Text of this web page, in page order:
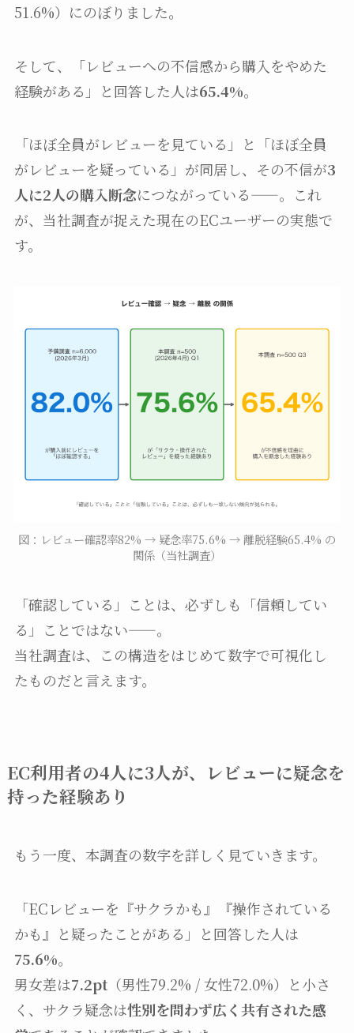
51.6%）にのぼりました。
そして、「レビューへの不信感から購入をやめた
経験がある」と回答した人は65.4%。
「ほぼ全員がレビューを見ている」と「ほぼ全員
がレビューを疑っている」が同居し、その不信が3
人に2人の購入断念につながっている——。これ
が、当社調査が捉えた現在のECユーザーの実態で
す。
図：レビュー確認率82% → 疑念率75.6% → 離脱経験65.4% の
関係（当社調査）
「確認している」ことは、必ずしも「信頼してい
る」ことではない——。
当社調査は、この構造をはじめて数字で可視化し
たものだと言えます。
EC利用者の4人に3人が、レビューに疑念を
持った経験あり
もう一度、本調査の数字を詳しく見ていきます。
「ECレビューを『サクラかも』『操作されている
かも』と疑ったことがある」と回答した人は
75.6%。
男女差は7.2pt（男性79.2% / 女性72.0%）と小さ
く、サクラ疑念は性別を問わず広く共有された感